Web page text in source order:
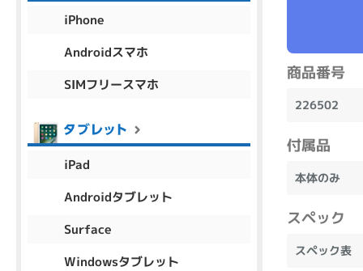
商品番号
226502
付属品
本体のみ
スペック
スペック表
iPhone
Androidスマホ
SIMフリースマホ
iPad
Androidタブレット
Surface
Windowsタブレット
商品シリーズ名・ブランド名の絞り込み。
Thinkpad
aspire Inspiron
商品の搭載機能による絞り込み
Webカメラ内蔵